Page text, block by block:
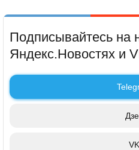
Подписывайтесь на
Яндекс.Новостях и
VK